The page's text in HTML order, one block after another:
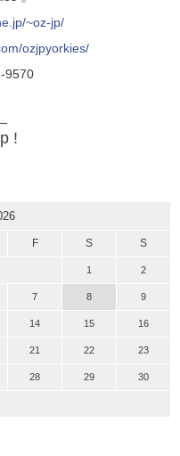
~oz-jp/
ozjpyorkies/
9570
!
F S S
1 2
7 8 9
14 15 16
21 22 23
28 29 30